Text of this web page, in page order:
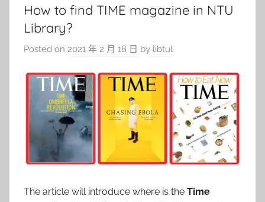
格
How to find TIME magazine in NTU
Library?
Posted on 2021 年 2 月 18 日 by libtul
The article will introduce where is the Time